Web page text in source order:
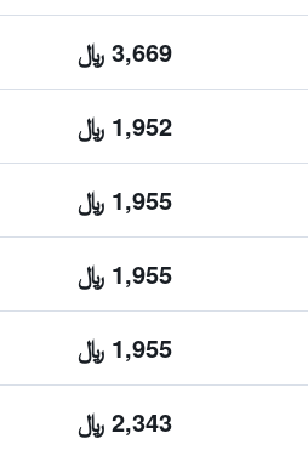
3,669 ﷼
1,952 ﷼
1,955 ﷼
1,955 ﷼
1,955 ﷼
2,343 ﷼